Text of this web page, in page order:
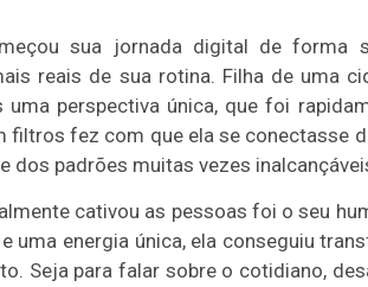
sua jornada digital de forma
reais de sua rotina. Filha de uma
uma perspectiva única, que foi
filtros fez com que ela se conectasse
dos padrões muitas vezes
cativou as pessoas foi o seu
uma energia única, ela conseguiu
Seja para falar sobre o cotidiano,